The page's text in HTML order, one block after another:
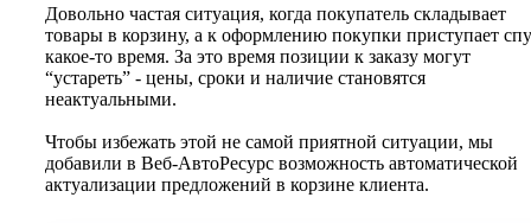
Довольно частая ситуация, когда покупатель складывает
товары в корзину, а к оформлению покупки приступает
какое-то время. За это время позиции к заказу могут
“устареть” - цены, сроки и наличие становятся
неактуальными.
Чтобы избежать этой не самой приятной ситуации, мы
добавили в Веб-АвтоРесурс возможность автоматической
актуализации предложений в корзине клиента.